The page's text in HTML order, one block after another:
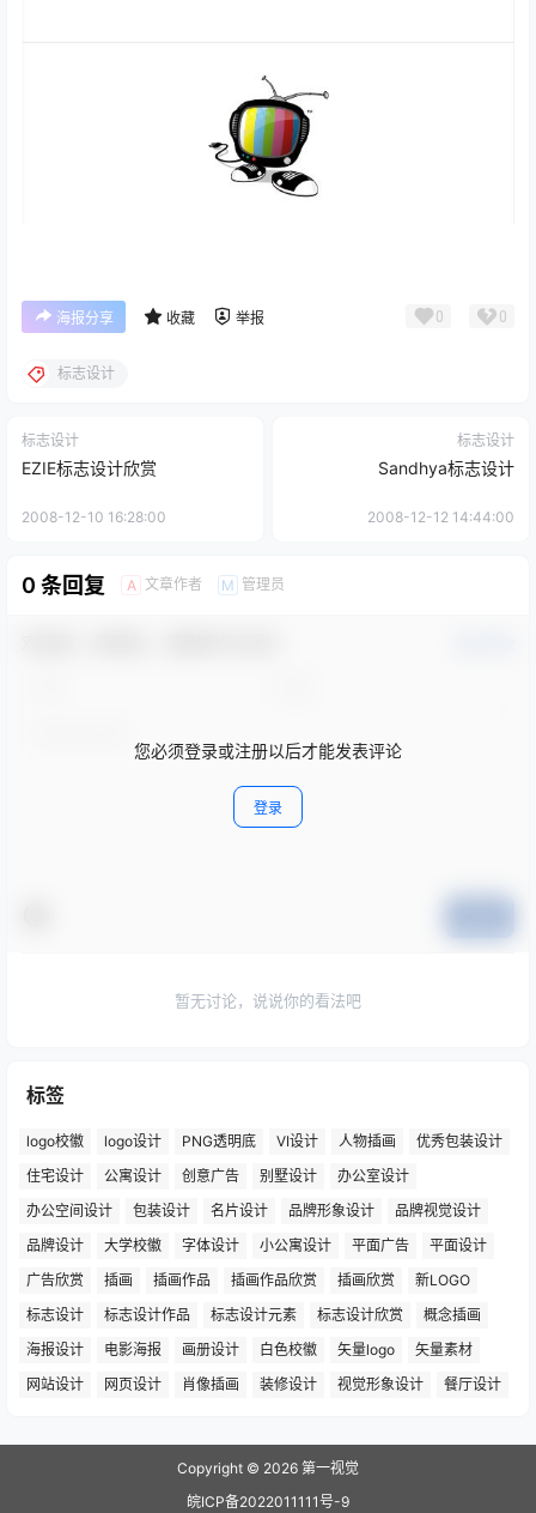
海报分享 收藏 举报 0 0
标志设计
标志设计
EZIE标志设计欣赏
2008-12-10 16:28:00
标志设计
Sandhya标志设计
2008-12-12 14:44:00
0 条回复 A 文章作者 M 管理员
您必须登录或注册以后才能发表评论
登录
暂无讨论，说说你的看法吧
标签
logo校徽 logo设计 PNG透明底 VI设计 人物插画
优秀包装设计
住宅设计
公寓设计 创意广告 别墅设计
办公室设计
办公空间设计
包装设计 名片设计 品牌形象设计
品牌视觉设计
品牌设计
大学校徽 字体设计 小公寓设计 平面广告
平面设计
广告欣赏
插画 插画作品 插画作品欣赏 插画欣赏
新LOGO
标志设计
标志设计作品 标志设计元素 标志设计欣赏
概念插画
海报设计
电影海报 画册设计 白色校徽 矢量logo
矢量素材
网站设计
网页设计 肖像插画 装修设计 视觉形象设计 餐厅设计
Copyright © 2026 第一视觉
皖ICP备2022011111号-9